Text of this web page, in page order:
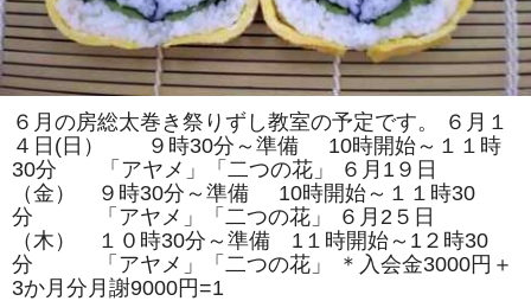
験
教
室
の
参
加
者
を
募
集
し
ま
す！！
は
６月の房総太巻き祭りずし教室の予定です。 ６月１
４日(日） ９時30分～準備 10時開始～１１時
30分 「アヤメ」「二つの花」 ６月1９日
（金） ９時30分～準備 10時開始～１１時30
分 「アヤメ」「二つの花」 ６月2５日
（木） １０時30分～準備 1１時開始～1２時30
分 「アヤメ」「二つの花」 ＊入会金3000円＋
3か月分月謝9000円=1